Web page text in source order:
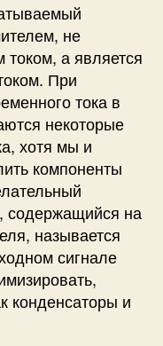
не
а является
При
тока в
некоторые
хотя мы и
компоненты
содержащийся на
называется
сигнале
конденсаторы и